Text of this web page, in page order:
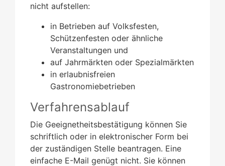
nicht aufstellen:
in Betrieben auf Volksfesten,
Schützenfesten oder ähnliche
Veranstaltungen und
auf Jahrmärkten oder Spezialmärkten
in erlaubnisfreien
Gastronomiebetrieben
Verfahrensablauf
Die Geeignetheitsbestätigung können Sie
schriftlich oder in elektronischer Form bei
der zuständigen Stelle beantragen. Eine
einfache E-Mail genügt nicht. Sie können